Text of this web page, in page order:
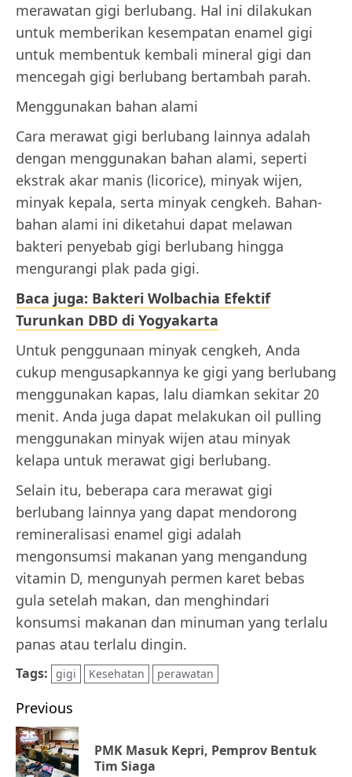
merawatan gigi berlubang. Hal ini dilakukan
untuk memberikan kesempatan enamel gigi
untuk membentuk kembali mineral gigi dan
mencegah gigi berlubang bertambah parah.
Menggunakan bahan alami
Cara merawat gigi berlubang lainnya adalah
dengan menggunakan bahan alami, seperti
ekstrak akar manis (licorice), minyak wijen,
minyak kepala, serta minyak cengkeh. Bahan-
bahan alami ini diketahui dapat melawan
bakteri penyebab gigi berlubang hingga
mengurangi plak pada gigi.
Baca juga: Bakteri Wolbachia Efektif
Turunkan DBD di Yogyakarta
Untuk penggunaan minyak cengkeh, Anda
cukup mengusapkannya ke gigi yang berlubang
menggunakan kapas, lalu diamkan sekitar 20
menit. Anda juga dapat melakukan oil pulling
menggunakan minyak wijen atau minyak
kelapa untuk merawat gigi berlubang.
Selain itu, beberapa cara merawat gigi
berlubang lainnya yang dapat mendorong
remineralisasi enamel gigi adalah
mengonsumsi makanan yang mengandung
vitamin D, mengunyah permen karet bebas
gula setelah makan, dan menghindari
konsumsi makanan dan minuman yang terlalu
panas atau terlalu dingin.
Tags: gigi Kesehatan perawatan
Post
navigation
Previous
PMK Masuk Kepri, Pemprov Bentuk
Tim Siaga